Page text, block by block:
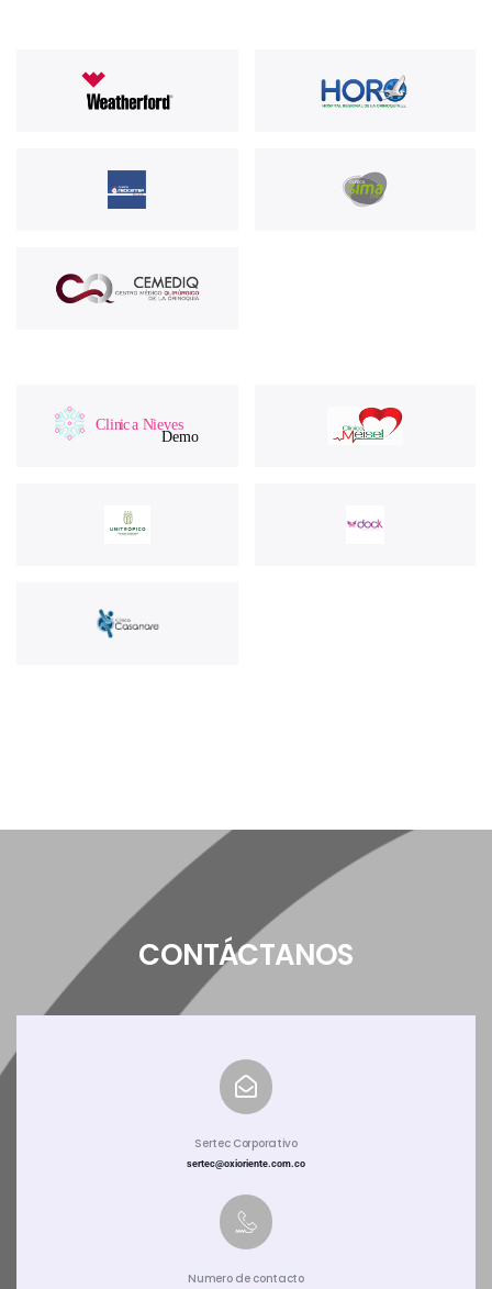
CONTÁCTANOS
Sertec Corporativo
sertec@oxioriente.com.co
Numero de contacto